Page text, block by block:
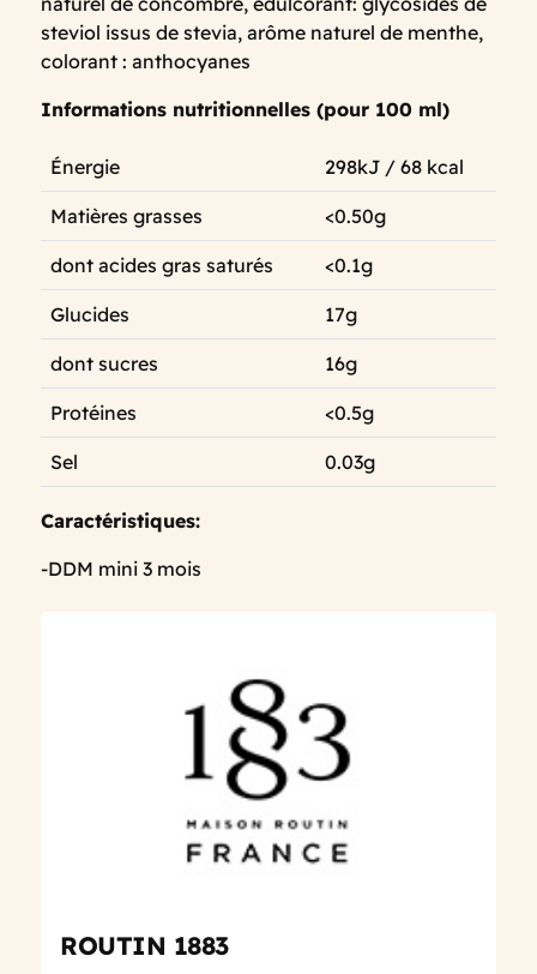
steviol issus de stevia, arôme naturel de menthe,
colorant : anthocyanes
Informations nutritionnelles (pour 100 ml)
Énergie 298kJ / 68 kcal
Matières grasses <0.50g
dont acides gras saturés <0.1g
Glucides 17g
dont sucres 16g
Protéines <0.5g
Sel 0.03g
Caractéristiques:
-DDM mini 3 mois
ROUTIN 1883